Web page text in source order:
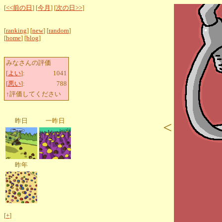
[<<前の日 ] [今月 ] [次の日>>]
[ranking] [new] [random]
[home] [blog]
みなさんの評価
[よい]:
1041
[悪い]:
788
↑評価してください
昨日 一昨日
昨年
[+]
<